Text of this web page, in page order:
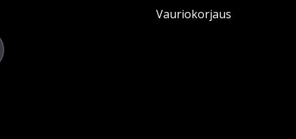
Vauriokorjaus